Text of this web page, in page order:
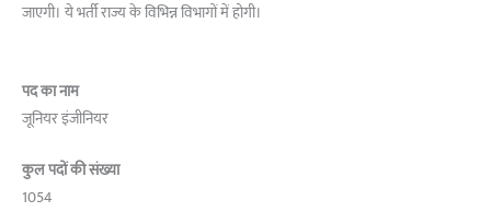
जाएगी। ये भर्ती राज्य के विभिन्न विभागों में होगी।
पद का नाम
जूनियर इंजीनियर
कुल पदों की संख्या
1054